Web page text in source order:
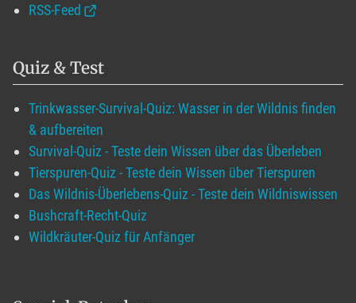
RSS-Feed
Quiz & Test
Trinkwasser-Survival-Quiz: Wasser in der Wildnis finden
& aufbereiten
Survival-Quiz - Teste dein Wissen über das Überleben
Tierspuren-Quiz - Teste dein Wissen über Tierspuren
Das Wildnis-Überlebens-Quiz - Teste dein Wildniswissen
Bushcraft-Recht-Quiz
Wildkräuter-Quiz für Anfänger